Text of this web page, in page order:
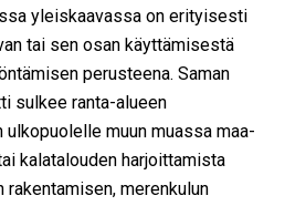
yleiskaavassa on erityisesti
tai sen osan käyttämisestä
perusteena. Saman
sulkee ranta-alueen
ulkopuolelle muun muassa maa-
kalatalouden harjoittamista
merenkulun